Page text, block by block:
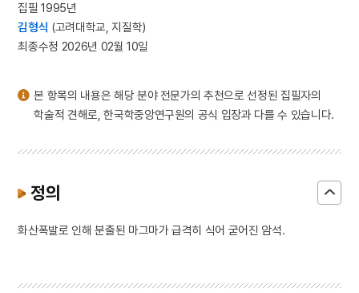
1
세조
5 절기
7
세종
10
조유례
집필 1995년
김형식 (고려대학교, 지질학)
최종수정 2026년 02월 10일
본 항목의 내용은 해당 분야 전문가의 추천으로 선정된 집필자의
학술적 견해로, 한국학중앙연구원의 공식 입장과 다를 수 있습니다.
정의
화산폭발로 인해 분출된 마그마가 급격히 식어 굳어진 암석.